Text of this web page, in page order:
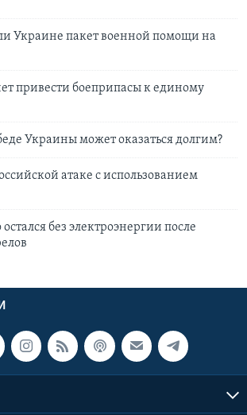
Украине пакет военной помощи на
привести боеприпасы к единому
Украины может оказаться долгим?
атаке с использованием
без электроэнергии после